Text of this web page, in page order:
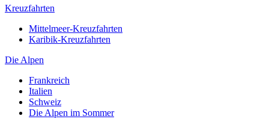
Kreuzfahrten
Mittelmeer-Kreuzfahrten
Karibik-Kreuzfahrten
Die Alpen
Frankreich
Italien
Schweiz
Die Alpen im Sommer